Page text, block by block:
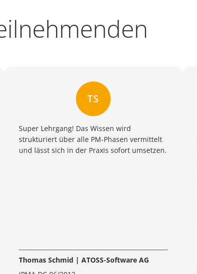
TS
Super Lehrgang! Das Wissen wird
strukturiert über alle PM-Phasen vermittelt
und lässt sich in der Praxis sofort umsetzen.
Thomas Schmid | ATOSS-Software AG